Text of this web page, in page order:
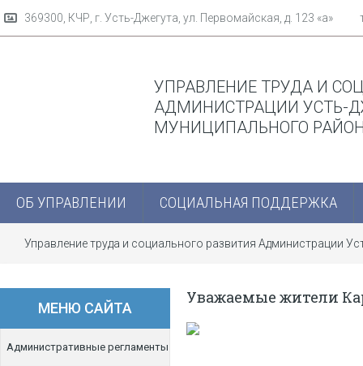
369300, КЧР, г. Усть-Джегута, ул. Первомайская, д. 123 «а»
УПРАВЛЕНИЕ ТРУДА И
АДМИНИСТРАЦИИ УСТЬ-
МУНИЦИПАЛЬНОГО
ОБ УПРАВЛЕНИИ СОЦИАЛЬНАЯ ПОДДЕРЖКА
Управление труда и социального развития Администрации
МЕНЮ САЙТА
Административные регламенты
Уважаемые жители